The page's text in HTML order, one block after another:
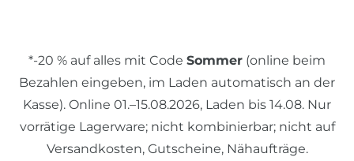
*-20 % auf alles mit Code Sommer (online beim
Bezahlen eingeben, im Laden automatisch an der
Kasse). Online 01.–15.08.2026, Laden bis 14.08. Nur
vorrätige Lagerware; nicht kombinierbar; nicht auf
Versandkosten, Gutscheine, Nähaufträge.